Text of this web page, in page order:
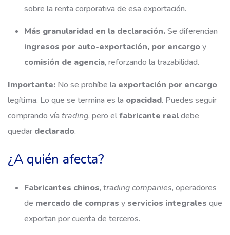
sobre la renta corporativa de esa exportación.
Más granularidad en la declaración.Se diferencian
ingresos por auto-exportación, por encargoy
comisión de agencia, reforzando la trazabilidad.
Importante: No se prohíbe la exportación por encargo
legítima. Lo que se termina es la opacidad. Puedes seguir
comprando vía trading, pero elfabricante realdebe
quedardeclarado.
¿A quién afecta?
Fabricantes chinos, trading companies, operadores
de mercado de compras y servicios integrales que
exportan por cuenta de terceros.